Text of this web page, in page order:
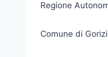
Regione
Comune di